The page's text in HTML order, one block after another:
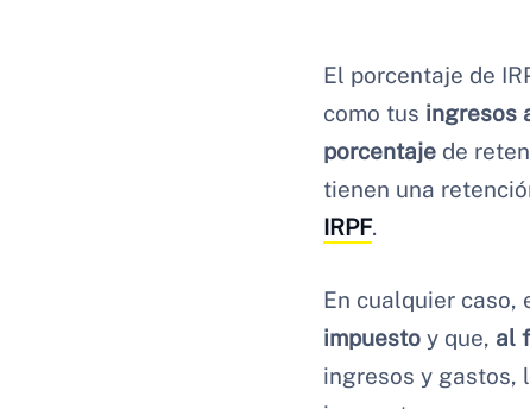
El porcentaje de
como tus ingresos
porcentaje de
tienen una
IRPF.
En cualquier caso,
impuesto y que, al
ingresos y gastos,